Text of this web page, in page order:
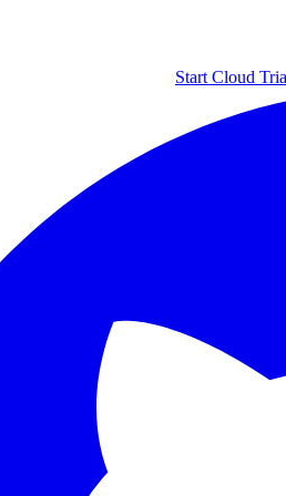
Start Cloud